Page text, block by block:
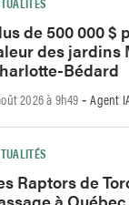
de 500 000 $
des jardins
Bédard
2026 à 9h49 -Agent
Raptors de